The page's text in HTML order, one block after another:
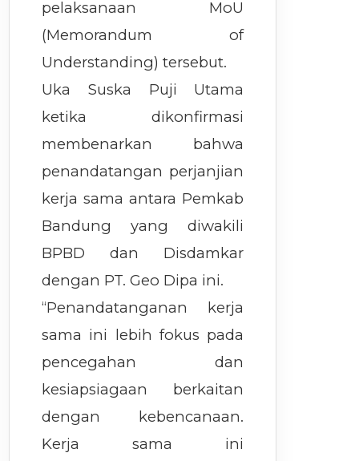
pelaksanaan MoU
(Memorandum of
Understanding) tersebut.
Uka Suska Puji Utama
ketika dikonfirmasi
membenarkan bahwa
penandatangan perjanjian
kerja sama antara Pemkab
Bandung yang diwakili
BPBD dan Disdamkar
dengan PT. Geo Dipa ini.
“Penandatanganan kerja
sama ini lebih fokus pada
pencegahan dan
kesiapsiagaan berkaitan
dengan kebencanaan.
Kerja sama ini